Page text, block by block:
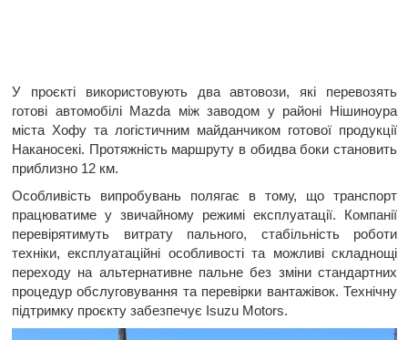
У проєкті використовують два автовози, які перевозять
готові автомобілі Mazda між заводом у районі Нішиноура
міста Хофу та логістичним майданчиком готової продукції
Наканосекі. Протяжність маршруту в обидва боки становить
приблизно 12 км.
Особливість випробувань полягає в тому, що транспорт
працюватиме у звичайному режимі експлуатації. Компанії
перевірятимуть витрату пального, стабільність роботи
техніки, експлуатаційні особливості та можливі складнощі
переходу на альтернативне пальне без зміни стандартних
процедур обслуговування та перевірки вантажівок. Технічну
підтримку проєкту забезпечує Isuzu Motors.